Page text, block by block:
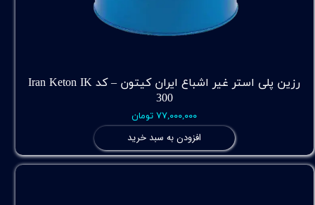
رزین پلی استر غیر اشباع ایران کیتون – کد Iran Keton IK
300
۷۷,۰۰۰,۰۰۰ تومان
افزودن به سبد خرید